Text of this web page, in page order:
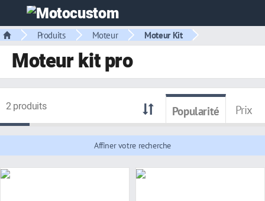
Produits Moteur Moteur Kit
Moteur kit pro
2 produits Popularité Prix
Affiner votre recherche